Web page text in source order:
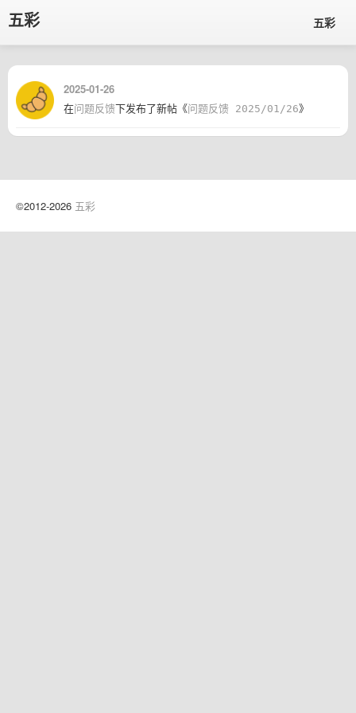
五彩 五彩
2025-01-26
在问题反馈下发布了新帖《问题反馈 2025/01/26》
©2012-2026 五彩